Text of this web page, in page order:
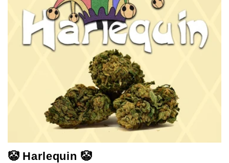
🤡 Harlequin 🤡